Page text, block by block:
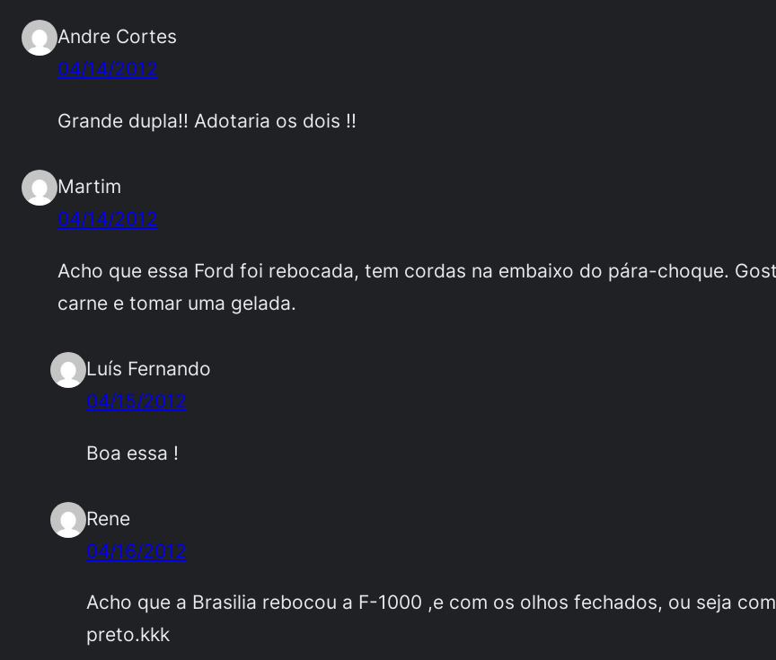
Andre Cortes
04/14/2012
Grande dupla!! Adotaria os dois !!
Martim
04/14/2012
Acho que essa Ford foi rebocada, tem cordas na embaixo do pára-choque.
carne e tomar uma gelada.
Luís Fernando
04/15/2012
Boa essa !
Rene
04/16/2012
Acho que a Brasilia rebocou a F-1000 ,e com os olhos fechados, ou seja
preto.kkk